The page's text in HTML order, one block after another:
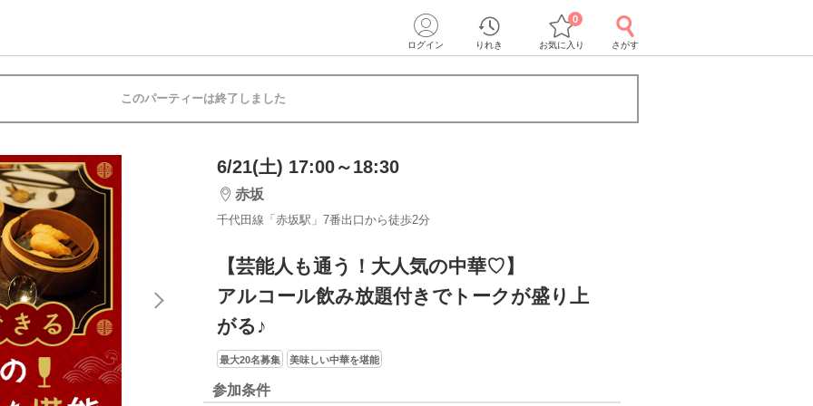
ログイン りれき お気に入り
0
さがす
このパーティーは終了しました
6/21(土) 17:00～18:30
赤坂
千代田線「赤坂駅」7番出口から徒歩2分
【芸能人も通う！大人気の中華♡】
アルコール飲み放題付きでトークが盛り上
がる♪
最大20名募集 美味しい中華を堪能
参加条件